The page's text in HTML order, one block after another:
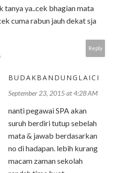
tanya ya..cek bhagian mata
cuma rabun jauh dekat sja
Reply
BUDAKBANDUNGLAICI
September 23, 2015 at 4:28 AM
nanti pegawai SPA akan
suruh berdiri tutup sebelah
mata & jawab berdasarkan
no di hadapan. lebih kurang
macam zaman sekolah